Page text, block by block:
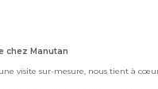
chez Manutan
visite sur-mesure, nous tient à